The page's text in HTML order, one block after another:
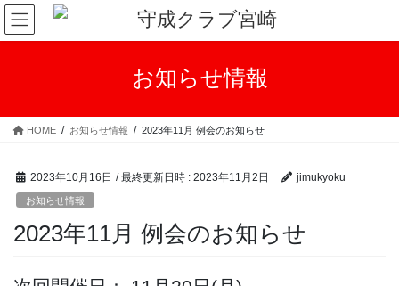
コ
ン
テ
ス
ナ
ビ
ゲ
ン
お知らせ情報
HOME お知らせ情報 2023年11月 例会のお知らせ
2023年10月16日 / 最終更新日時 : 2023年11月2日 jimukyoku
お知らせ情報
2023年11月 例会のお知らせ